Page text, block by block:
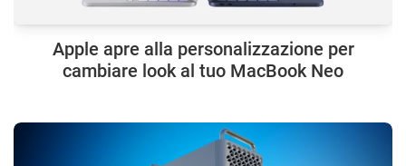
Apple apre alla personalizzazione per
cambiare look al tuo MacBook Neo